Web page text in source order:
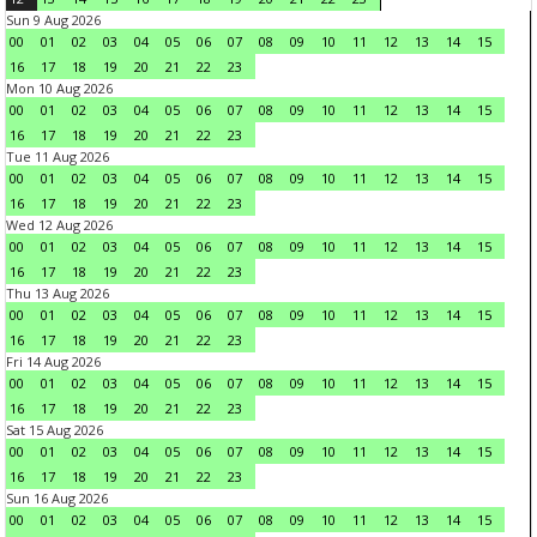
Sun 9 Aug 2026
00
01 02 03 04 05 06 07 08 09 10 11 12 13 14
15
16
17 18 19 20 21 22
23
Mon 10 Aug 2026
00
01 02 03 04 05 06 07 08 09 10 11 12 13 14
15
16
17 18 19 20 21 22
23
Tue 11 Aug 2026
00
01 02 03 04 05 06 07 08 09 10 11 12 13 14
15
16
17 18 19 20 21 22
23
Wed 12 Aug 2026
00
01 02 03 04 05 06 07 08 09 10 11 12 13 14
15
16
17 18 19 20 21 22
23
Thu 13 Aug 2026
00
01 02 03 04 05 06 07 08 09 10 11 12 13 14
15
16
17 18 19 20 21 22
23
Fri 14 Aug 2026
00
01 02 03 04 05 06 07 08 09 10 11 12 13 14
15
16
17 18 19 20 21 22
23
Sat 15 Aug 2026
00
01 02 03 04 05 06 07 08 09 10 11 12 13 14
15
16
17 18 19 20 21 22
23
Sun 16 Aug 2026
00
01 02 03 04 05 06 07 08 09 10 11 12 13 14
15